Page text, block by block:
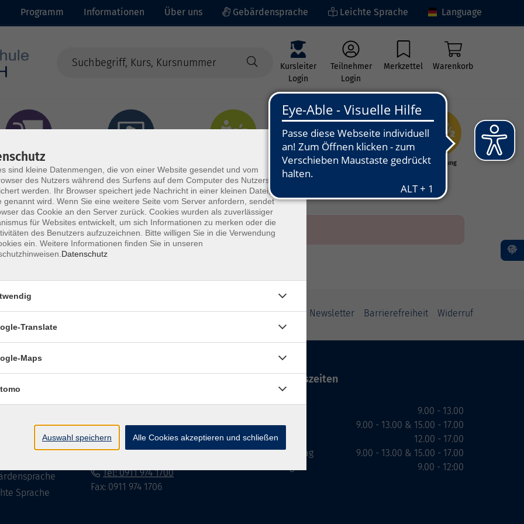
Programm Informationen Über uns Gebärdensprache Leichte Sprache Language
Kursleiter
Login
Teilnehmer
Login
Merkzettel Warenkorb
- Integration
Kunst - Kultur -
Grundbildung
Impressum Datenschutzerklärung AGB Newsletter Barrierefreiheit Widerruf
Sprache
90762 Fürth
info@vhs-fuerth.de
Tel: 0911 974 1700
Fax: 0911 974 1706
Öffnungszeiten
Dienstag
Mittwoch
Donnerstag
9.00 - 13.00
9.00 - 13.00 & 15.00 - 17.00
12.00 - 17.00
9.00 - 13.00 & 15.00 - 17.00
9.00 - 12:00
sind kleine Datenmengen, die von einer Website gesendet und vom
des Nutzers während des Surfens auf dem Computer des Nutzers
werden. Ihr Browser speichert jede Nachricht in einer kleinen Datei, die
genannt wird. Wenn Sie eine weitere Seite vom Server anfordern, sendet
das Cookie an den Server zurück. Cookies wurden als zuverlässiger
für Websites entwickelt, um sich Informationen zu merken oder die
des Benutzers aufzuzeichnen. Bitte willigen Sie in die Verwendung
ein. Weitere Informationen finden Sie in unseren
Datenschutz
×
Translate
Maps
Auswahl speichern Alle Cookies akzeptieren und schließen